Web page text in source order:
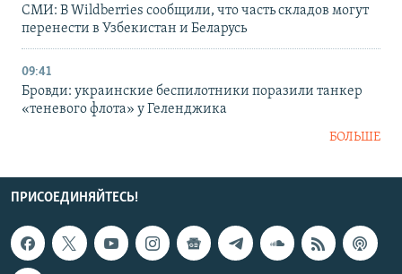
СМИ: В Wildberries сообщили, что часть складов могут
перенести в Узбекистан и Беларусь
09:41
Бровди: украинские беспилотники поразили танкер
«теневого флота» у Геленджика
БОЛЬШЕ
ПРИСОЕДИНЯЙТЕСЬ!